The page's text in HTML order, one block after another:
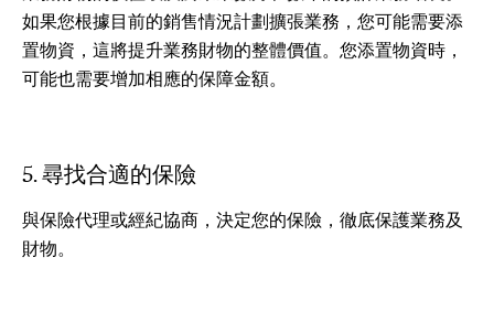
如果您根據目前的銷售情況計劃擴張業務，您可能需要添
置物資，這將提升業務財物的整體價值。您添置物資時，
可能也需要增加相應的保障金額。
5. 尋找合適的保險
與保險代理或經紀協商，決定您的保險，徹底保護業務及
財物。